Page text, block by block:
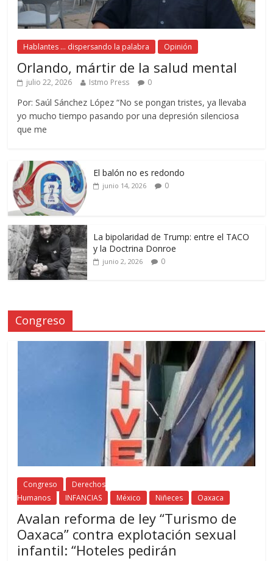
Hablantes ... dispersando la palabra Opinión
Orlando, mártir de la salud mental
julio 22, 2026 Istmo Press 0
Por: Saúl Sánchez López “No se pongan tristes, ya llevaba
yo mucho tiempo pasando por una depresión silenciosa
que me
El balón no es redondo
junio 14, 2026 0
La bipolaridad de Trump: entre el TACO
y la Doctrina Donroe
junio 2, 2026 0
Congreso
Congreso
Derechos
Humanos
INFANCIAS México Niñeces Oaxaca
Avalan reforma de ley “Turismo de
Oaxaca” contra explotación sexual
infantil: “Hoteles pedirán